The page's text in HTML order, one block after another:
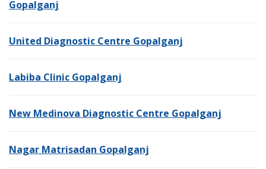
Gopalganj
United Diagnostic Centre Gopalganj
Labiba Clinic Gopalganj
New Medinova Diagnostic Centre Gopalganj
Nagar Matrisadan Gopalganj